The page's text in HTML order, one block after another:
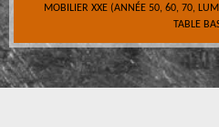
MOBILIER XXE (ANNÉE 50, 60, 70,
TABLE